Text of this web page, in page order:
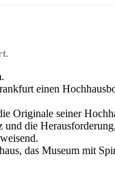
einen
Originale seiner
und die
das Museum mit